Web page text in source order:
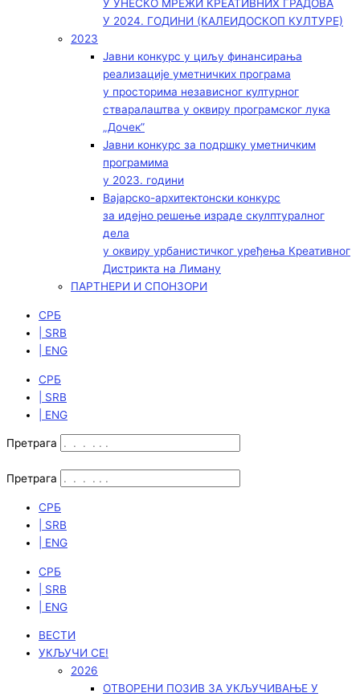
У УНЕСКО МРЕЖИ КРЕАТИВНИХ ГРАДОВА
У 2024. ГОДИНИ (КАЛЕИДОСКОП КУЛТУРЕ)
2023
Јавни конкурс у циљу финансирања
реализације уметничких програма
у просторима независног културног
стваралаштва у оквиру програмског лука
„Дочек”
Јавни конкурс за подршку уметничким
програмима
у 2023. години
Вајарско-архитектонски конкурс
за идејно решење израде скулптуралног
дела
у оквиру урбанистичког уређења Креативног
Дистрикта на Лиману
ПАРТНЕРИ И СПОНЗОРИ
СРБ
| SRB
| ENG
СРБ
| SRB
| ENG
Претрага
Претрага
СРБ
| SRB
| ENG
СРБ
| SRB
| ENG
ВЕСТИ
УКЉУЧИ СЕ!
2026
ОТВОРЕНИ ПОЗИВ ЗА УКЉУЧИВАЊЕ У